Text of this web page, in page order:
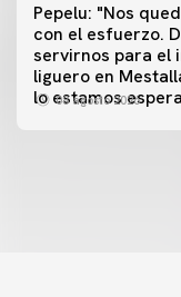
Pepelu: "Nos
con el esfuerzo.
servirnos para el
liguero en
lo estamos
08 agosto 2026
PRIMER EQUIPO
Las fotos del